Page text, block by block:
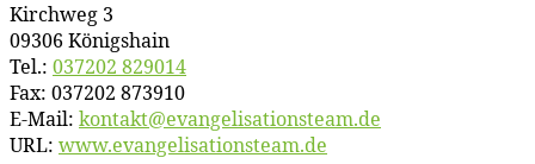
Kirch­weg 3
09306 Königshain
Tel.: 037202 829014
Fax: 037202 873910
E‑Mail: kontakt@​evangelisationsteam.​de
URL: www​.evan​ge​li​sa​ti​ons​team​.de